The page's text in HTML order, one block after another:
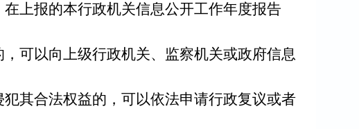
上报的本行政机关信息公开工作年度报告
可以向上级行政机关、监察机关或政府信息
其合法权益的，可以依法申请行政复议或者